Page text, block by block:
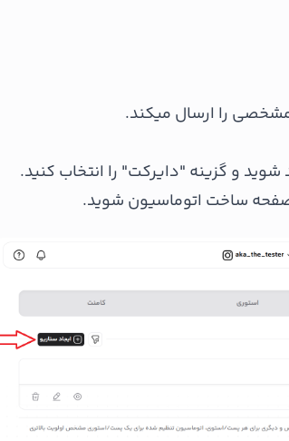
را ارسال میکند.
و گزینه "دایرکت" را انتخاب کنید.
ساخت اتوماسیون شوید.